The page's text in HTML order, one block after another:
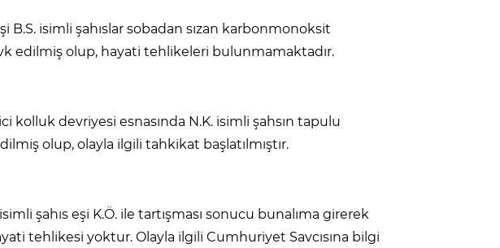
B.S. isimli şahıslar sobadan sızan karbonmonoksit
edilmiş olup, hayati tehlikeleri bulunmamaktadır.
kolluk devriyesi esnasında N.K. isimli şahsın tapulu
olup, olayla ilgili tahkikat başlatılmıştır.
şahıs eşi K.Ö. ile tartışması sonucu bunalıma girerek
tehlikesi yoktur. Olayla ilgili Cumhuriyet Savcısına bilgi